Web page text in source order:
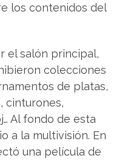
los contenidos del
el salón principal,
colecciones
de platas,
cinturones,
Al fondo de esta
a la multivisión. En
una película de